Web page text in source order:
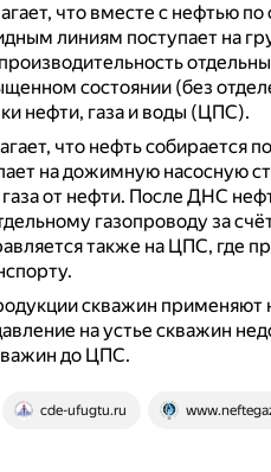
что вместе с нефтью
линиям поступает на
состоянии (без
нефти, газа и воды (ЦПС).
что нефть собирается
на дожимную насосную
от нефти. После ДНС
газопроводу за
также на ЦПС, где
скважин применяют
на устье скважин
до ЦПС.
cde-ufugtu.ru